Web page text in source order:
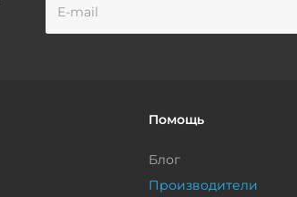
Помощь
Блог
Производители